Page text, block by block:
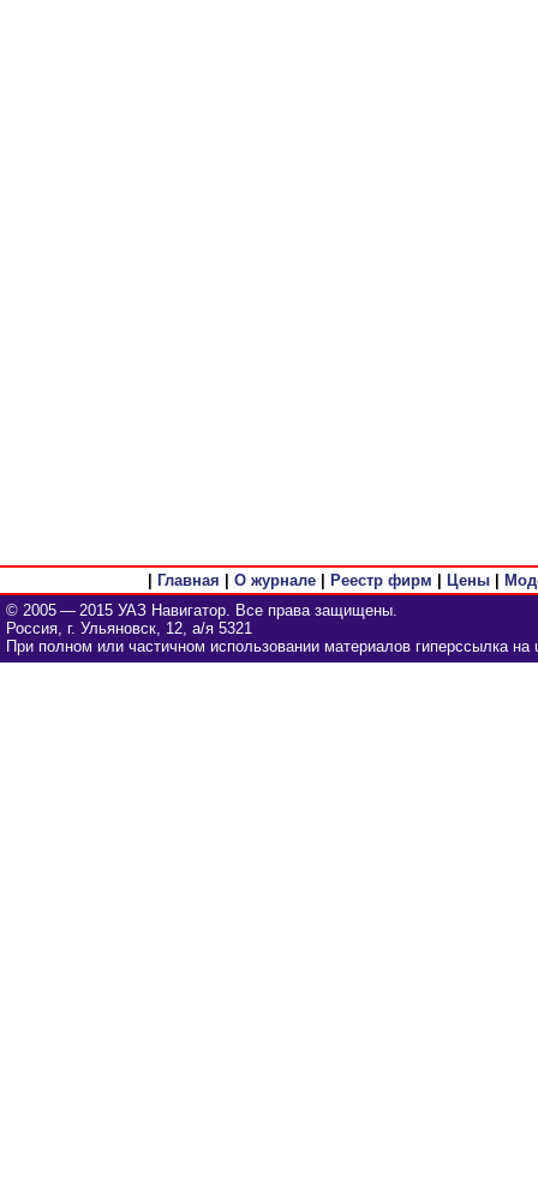
Главная О журнале| Реестр фирм Цены|
© 2005 — 2015 УАЗ Навигатор. Все права защищены.
Россия, г. Ульяновск, 12, а/я 5321
При полном или частичном использовании материалов гиперссылка на